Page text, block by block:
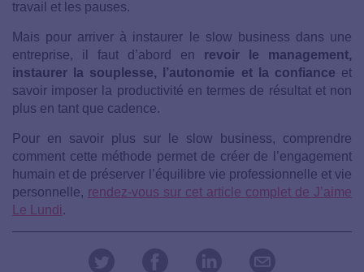
travail et les pauses.
Mais pour arriver à instaurer le slow business dans une
entreprise, il faut d’abord en revoir le management,
instaurer la souplesse, l’autonomie et la confiance et
savoir imposer la productivité en termes de résultat et non
plus en tant que cadence.
Pour en savoir plus sur le slow business, comprendre
comment cette méthode permet de créer de l’engagement
humain et de préserver l’équilibre vie professionnelle et vie
personnelle, rendez-vous sur cet article complet de J’aime
Le Lundi .